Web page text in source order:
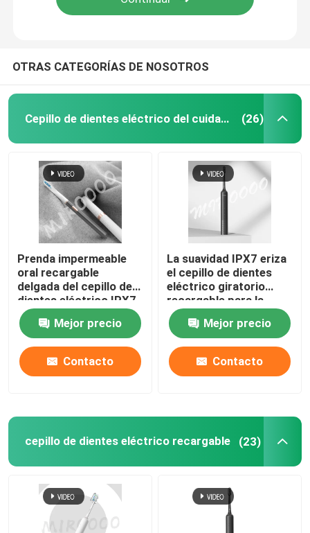
OTRAS CATEGORÍAS DE NOSOTROS
Cepillo de dientes eléctrico del cuidado oral (26)
Prenda impermeable
oral recargable
delgada del cepillo de
dientes eléctrico IPX7
del cuidado con 3
modos Mejor precio
Contacto
La suavidad IPX7 eriza
el cepillo de dientes
eléctrico giratorio
recargable para la
protección de la goma
Mejor precio
Contacto
cepillo de dientes eléctrico recargable (23)